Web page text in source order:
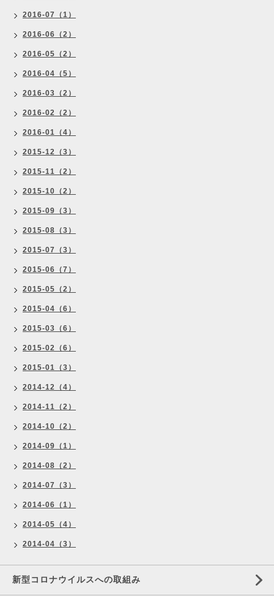
2016-07（1）
2016-06（2）
2016-05（2）
2016-04（5）
2016-03（2）
2016-02（2）
2016-01（4）
2015-12（3）
2015-11（2）
2015-10（2）
2015-09（3）
2015-08（3）
2015-07（3）
2015-06（7）
2015-05（2）
2015-04（6）
2015-03（6）
2015-02（6）
2015-01（3）
2014-12（4）
2014-11（2）
2014-10（2）
2014-09（1）
2014-08（2）
2014-07（3）
2014-06（1）
2014-05（4）
2014-04（3）
新型コロナウイルスへの取組み